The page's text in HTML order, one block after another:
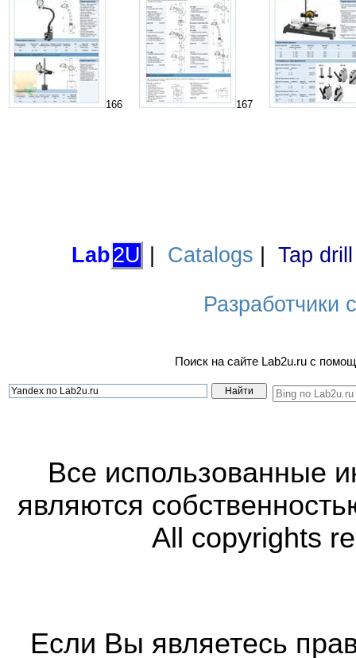
166 167
Lab2U Catalogs Tap
Разработчики
Поиск на сайте Lab2u.ru с
Все использованные
являются
All copyrights
Если Вы являетесь